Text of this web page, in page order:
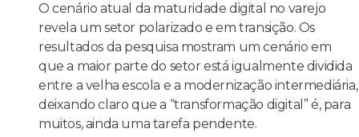
O cenário atual da maturidade digital no varejo
revela um setor polarizado e em transição. Os
resultados da pesquisa mostram um cenário em
que a maior parte do setor está igualmente dividida
entre a velha escola e a modernização intermediária,
deixando claro que a “transformação digital” é, para
muitos, ainda uma tarefa pendente.